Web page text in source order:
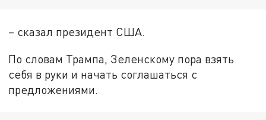
– сказал президент США.
По словам Трампа, Зеленскому пора взять
себя в руки и начать соглашаться с
предложениями.